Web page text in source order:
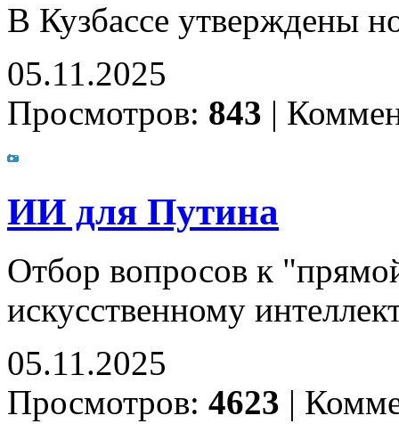
В Кузбассе утверждены
05.11.2025
Просмотров: 843 |
ИИ для Путина
Отбор вопросов к
искусственному
05.11.2025
Просмотров: 4623 |